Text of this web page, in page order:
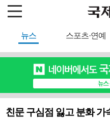
뉴스 스포츠·연예
친문 구심점 잃고 분화